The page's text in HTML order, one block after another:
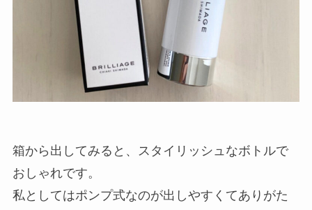
箱から出してみると、スタイリッシュなボトルで
おしゃれです。
私としてはポンプ式なのが出しやすくてありがた